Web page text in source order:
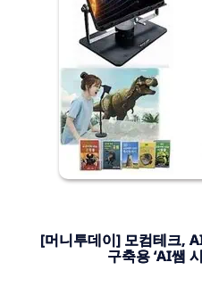
[머니투데이] 모컴테크,
구축용 ‘AI쌤